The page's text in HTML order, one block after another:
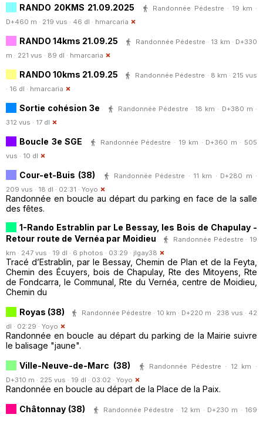
RANDO 20KMS 21.09.2025
Randonnée Pédestre · 19 km ·
D+460 m · 219 vus · 46 dl · hmarcaria
RANDO 14kms 21.09.25
Randonnée Pédestre · 13 km · D+330
m · 221 vus · 89 dl · hmarcaria
RANDO 10kms 21.09.25
Randonnée Pédestre · 8 km · 215 vus
· 16 dl · hmarcaria
Sortie cohésion 3e
Randonnée Pédestre · 18 km · D+380 m ·
312 vus · 17 dl
Boucle 3e SGE
Randonnée Pédestre · 19 km · D+360 m · 505
vus · 10 dl
Cour-et-Buis (38)
Randonnée Pédestre · 11 km · D+280 m ·
209 vus · 18 dl · 02:31 · Yoyo
Randonnée en boucle au départ du parking en face de la salle
des fêtes.
1-Rando Estrablin par Le Bessay, les Bois de Chapulay -
Retour route de Vernéa par Moidieu
Randonnée Pédestre · 19
km · 247 vus · 19 dl · 6 photos · 03:29 · jlgay38
Tracé d’Estrablin, par le Bessay, Chemin de Plan et de la Feyta,
Chemin des Écuyers, bois de Chapulay, Rte des Mitoyens, Rte
de Fondcarra, le Communal, Rte du Vernéa, centre de Moidieu,
Chemin du
Royas (38)
Randonnée Pédestre · 10 km · D+220 m · 238 vus · 42
dl · 02:29 · Yoyo
Randonnée en boucle au départ du parking de la Mairie suivre
le balisage "jaune".
Ville-Neuve-de-Marc (38)
Randonnée Pédestre · 12 km ·
D+310 m · 225 vus · 19 dl · 03:02 · Yoyo
Randonnée en boucle au départ de la Place de la Paix.
Châtonnay (38)
Randonnée Pédestre · 12 km · D+230 m · 169